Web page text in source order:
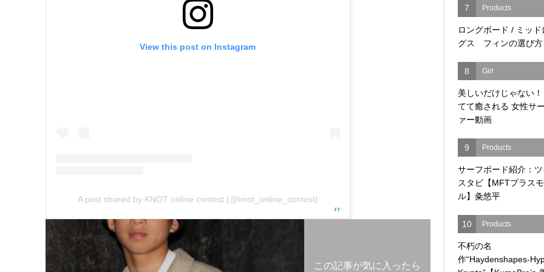
View this post on Instagram
A post shared by KNOT online contest (@knot_online_contest)
この記事が気に入ったら
7 Products
ロングボード / ミッド
グス フィンの選び方
8 Girl
美しいだけじゃない！
てて癒される 女性サ
ァー動画
9 Products
サーフボード紹介：
スタビ【MFTプラス
ル】粂悠平
10 Products
不朽の名
作“Haydenshapes-